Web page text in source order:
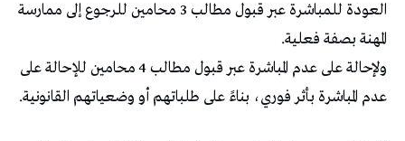
العودة للمباشرة عبر قبول مطالب 3 محامين للرجوع إلى ممارسة
المهنة بصفة فعلية.
ولإحالة على عدم المباشرة عبر قبول مطالب 4 محامين للإحالة على
عدم المباشرة بأثر فوري، بناءً على طلباتهم أو وضعياتهم القانونية.